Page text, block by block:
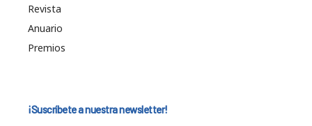
Revista
Anuario
Premios
¡Suscríbete a nuestra newsletter!